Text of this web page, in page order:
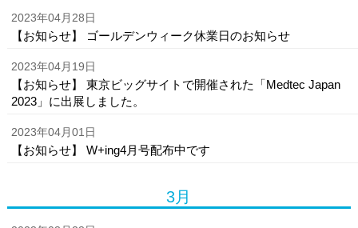
2023年04月28日
【お知らせ】 ゴールデンウィーク休業日のお知らせ
2023年04月19日
【お知らせ】 東京ビッグサイトで開催された「Medtec Japan
2023」に出展しました。
2023年04月01日
【お知らせ】 W+ing4月号配布中です
3月